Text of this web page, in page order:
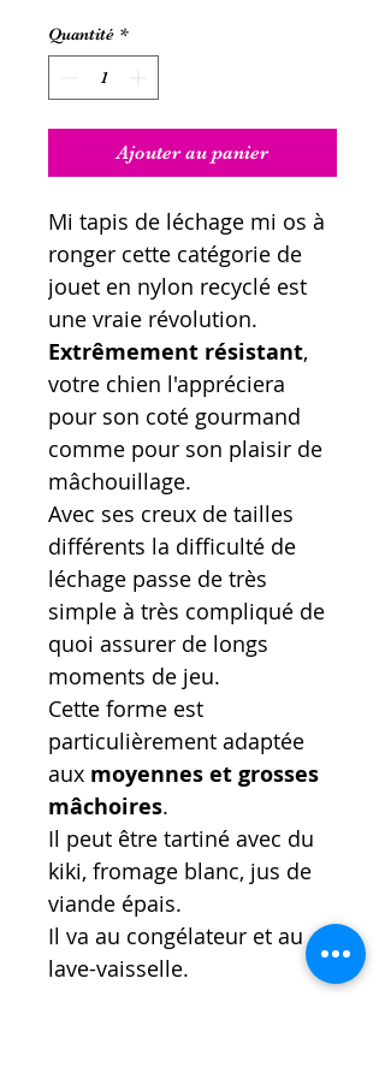
Quantité *
Ajouter au panier
Mi tapis de léchage mi os à
ronger cette catégorie de
jouet en nylon recyclé est
une vraie révolution.
Extrêmement résistant,
votre chien l'appréciera
pour son coté gourmand
comme pour son plaisir de
mâchouillage.
Avec ses creux de tailles
différents la difficulté de
léchage passe de très
simple à très compliqué de
quoi assurer de longs
moments de jeu.
Cette forme est
particulièrement adaptée
aux moyennes et grosses
mâchoires.
Il peut être tartiné avec du
kiki, fromage blanc, jus de
viande épais.
Il va au congélateur et au
lave-vaisselle.